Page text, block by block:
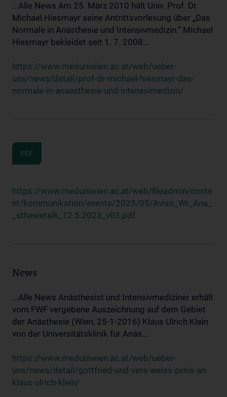
...Alle News Am 25. März 2010 hält Univ. Prof. Dr.
Michael Hiesmayr seine Antrittsvorlesung über „Das
Normale in Anästhesie und Intensivmedizin.“ Michael
Hiesmayr bekleidet seit 1. 7. 2008...
https://www.meduniwien.ac.at/web/ueber-
uns/news/detail/prof-dr-michael-hiesmayr-das-
normale-in-anaesthesie-und-intensivmedizin/
PDF
https://www.meduniwien.ac.at/web/fileadmin/conte
nt/kommunikation/events/2023/05/Aviso_Wr_Ana_
_sthesietalk_12.5.2023_v03.pdf
News
...Alle News Anästhesist und Intensivmediziner erhält
vom FWF vergebene Auszeichnung auf dem Gebiet
der Anästhesie (Wien, 25-1-2016) Klaus Ulrich Klein
von der Universitätsklinik für Anäs...
https://www.meduniwien.ac.at/web/ueber-
uns/news/detail/gottfried-und-vera-weiss-preis-an-
klaus-ulrich-klein/